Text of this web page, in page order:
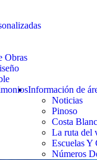
Obras
Información de
Noticias
Pinoso
Costa
La ruta del
Escuelas Y
Números